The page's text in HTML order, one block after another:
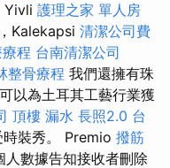
Yivli 護理之家 單人房
Kalekapsi 清潔公司費
程 台南清潔公司
整骨療程 我們還擁有珠
以為土耳其工藝行業獲
頂樓 漏水 長照2.0 台
裝秀。 Premio 撥筋
數據告知接收者刪除